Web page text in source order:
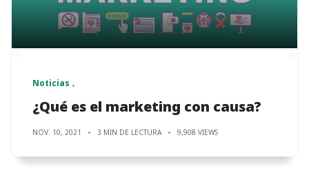
Noticias
¿Qué es el marketing con causa?
NOV. 10, 2021 3 MIN DE LECTURA 9,908 VIEWS